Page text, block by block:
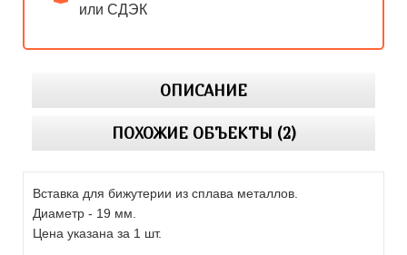
или СДЭК
ОПИСАНИЕ
ПОХОЖИЕ ОБЪЕКТЫ (2)
Вставка для бижутерии из сплава металлов.
Диаметр - 19 мм.
Цена указана за 1 шт.